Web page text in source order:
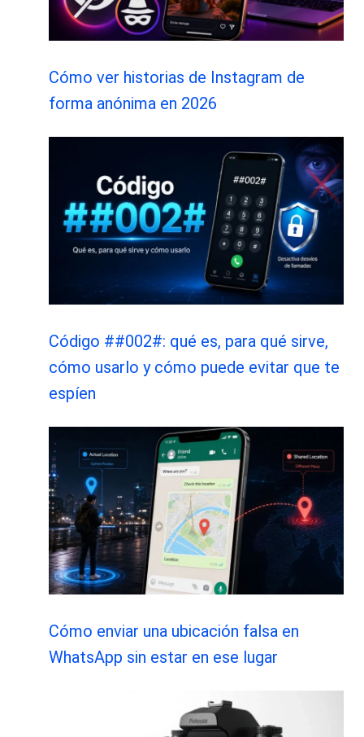
Cómo ver historias de Instagram de
forma anónima en 2026
Código ##002#: qué es, para qué sirve,
cómo usarlo y cómo puede evitar que te
espíen
Cómo enviar una ubicación falsa en
WhatsApp sin estar en ese lugar